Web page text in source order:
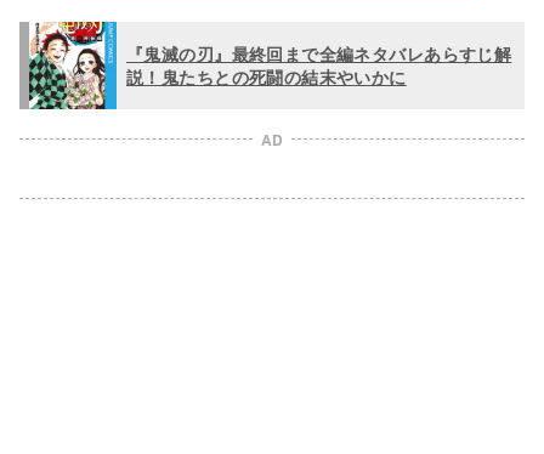
『鬼滅の刃』最終回まで全編ネタバレあらすじ解
説！鬼たちとの死闘の結末やいかに
AD